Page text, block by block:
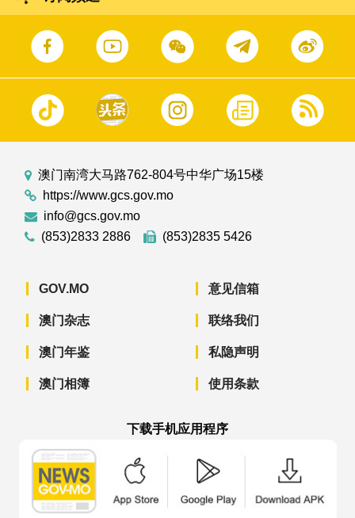
澳门南湾大马路762-804号中华广场15楼
https://www.gcs.gov.mo
info@gcs.gov.mo
(853)2833 2886
(853)2835 5426
GOV.MO
澳门杂志
澳门年鉴
澳门相簿
意见信箱
联络我们
私隐声明
使用条款
下载手机应用程序